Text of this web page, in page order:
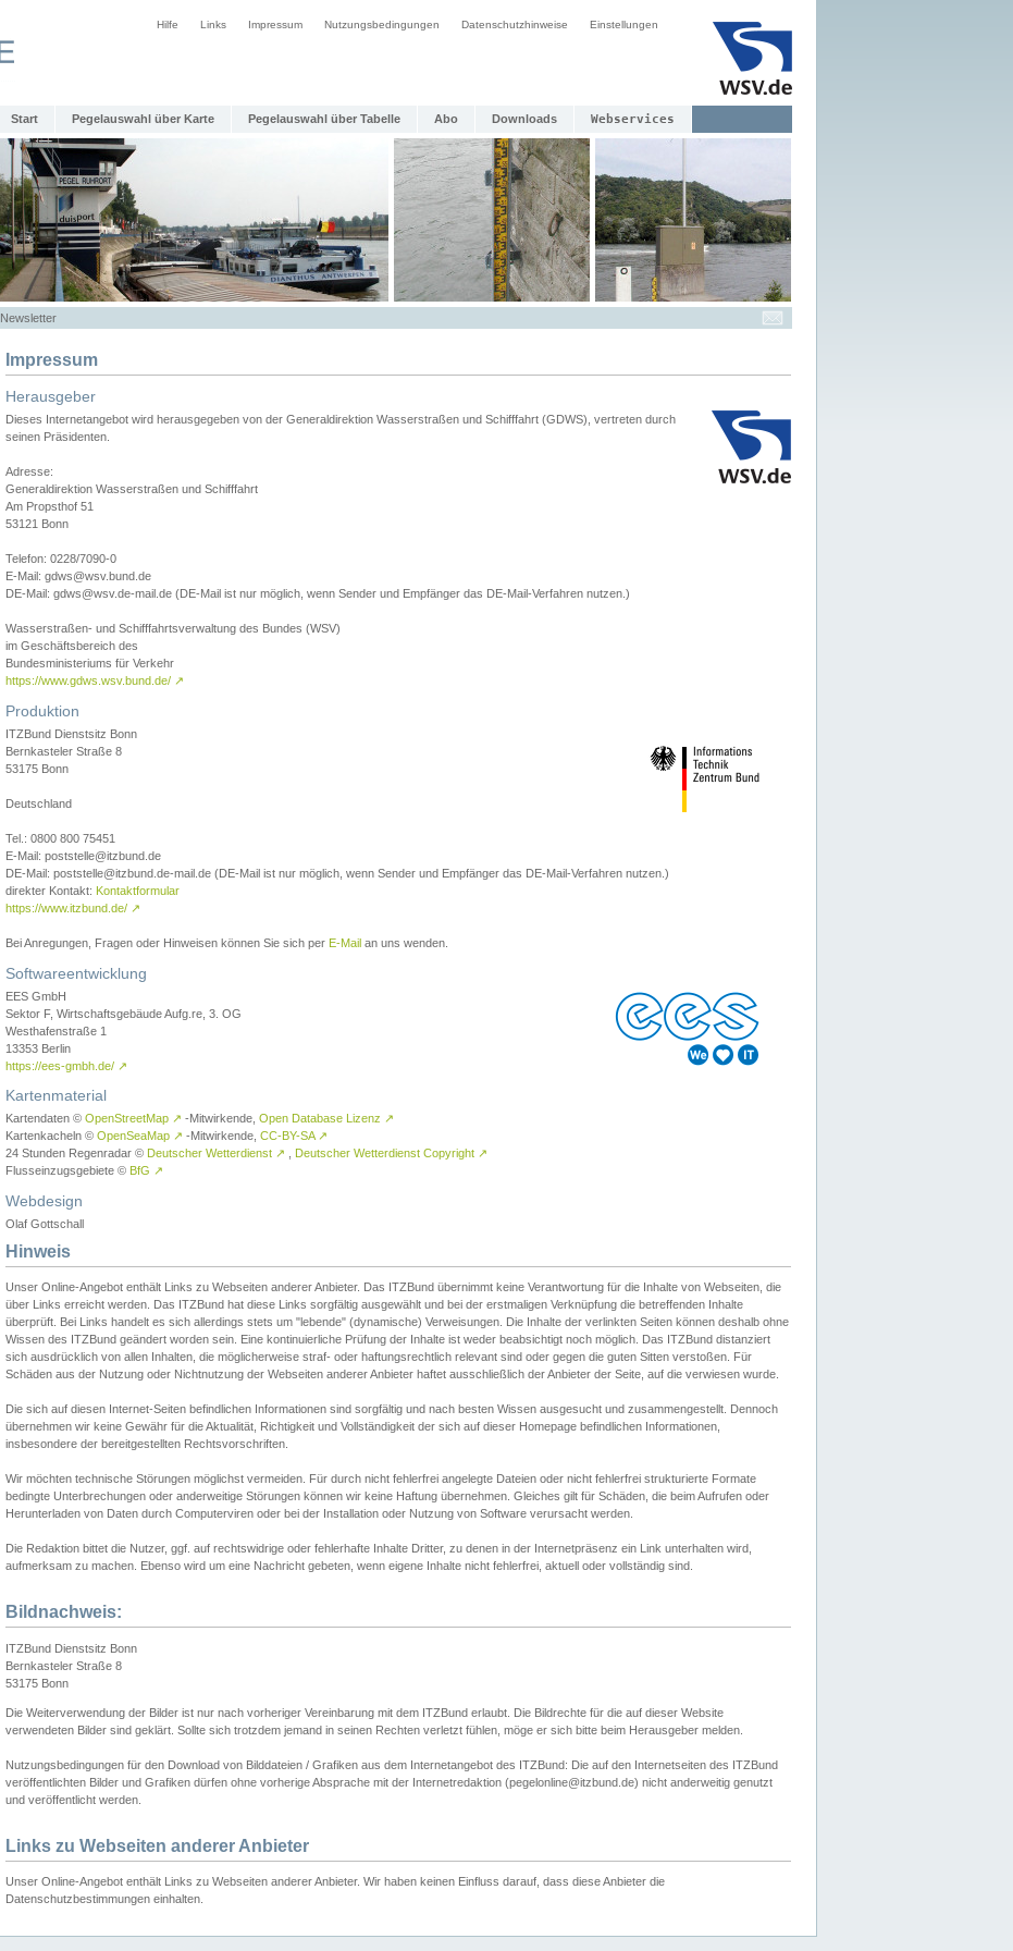
Hilfe Links Impressum Nutzungsbedingungen Datenschutzhinweise Einstellungen
Start Pegelauswahl über Karte Pegelauswahl über Tabelle Abo Downloads Webservices
Newsletter
Impressum
Herausgeber
Dieses Internetangebot wird herausgegeben von der Generaldirektion Wasserstraßen und Schifffahrt (GDWS), vertreten durch
seinen Präsidenten.
Adresse:
Generaldirektion Wasserstraßen und Schifffahrt
Am Propsthof 51
53121 Bonn
Telefon: 0228/7090-0
E-Mail: gdws@wsv.bund.de
DE-Mail: gdws@wsv.de-mail.de (DE-Mail ist nur möglich, wenn Sender und Empfänger das DE-Mail-Verfahren nutzen.)
Wasserstraßen- und Schifffahrtsverwaltung des Bundes (WSV)
im Geschäftsbereich des
Bundesministeriums für Verkehr
https://www.gdws.wsv.bund.de/ ↗
Produktion
ITZBund Dienstsitz Bonn
Bernkasteler Straße 8
53175 Bonn
Deutschland
Tel.: 0800 800 75451
E-Mail: poststelle@itzbund.de
DE-Mail: poststelle@itzbund.de-mail.de (DE-Mail ist nur möglich, wenn Sender und Empfänger das DE-Mail-Verfahren nutzen.)
direkter Kontakt: Kontaktformular
https://www.itzbund.de/ ↗
Bei Anregungen, Fragen oder Hinweisen können Sie sich per E-Mail an uns wenden.
Softwareentwicklung
EES GmbH
Sektor F, Wirtschaftsgebäude Aufg.re, 3. OG
Westhafenstraße 1
13353 Berlin
https://ees-gmbh.de/ ↗
Kartenmaterial
Kartendaten © OpenStreetMap ↗ -Mitwirkende, Open Database Lizenz ↗
Kartenkacheln © OpenSeaMap ↗ -Mitwirkende, CC-BY-SA ↗
24 Stunden Regenradar © Deutscher Wetterdienst ↗ Deutscher Wetterdienst Copyright ↗
Flusseinzugsgebiete © BfG ↗
Webdesign
Olaf Gottschall
Hinweis
Unser Online-Angebot enthält Links zu Webseiten anderer Anbieter. Das ITZBund übernimmt keine Verantwortung für die Inhalte von Webseiten, die
über Links erreicht werden. Das ITZBund hat diese Links sorgfältig ausgewählt und bei der erstmaligen Verknüpfung die betreffenden Inhalte
überprüft. Bei Links handelt es sich allerdings stets um "lebende" (dynamische) Verweisungen. Die Inhalte der verlinkten Seiten können deshalb ohne
Wissen des ITZBund geändert worden sein. Eine kontinuierliche Prüfung der Inhalte ist weder beabsichtigt noch möglich. Das ITZBund distanziert
sich ausdrücklich von allen Inhalten, die möglicherweise straf- oder haftungsrechtlich relevant sind oder gegen die guten Sitten verstoßen. Für
Schäden aus der Nutzung oder Nichtnutzung der Webseiten anderer Anbieter haftet ausschließlich der Anbieter der Seite, auf die verwiesen wurde.
Die sich auf diesen Internet-Seiten befindlichen Informationen sind sorgfältig und nach besten Wissen ausgesucht und zusammengestellt. Dennoch
übernehmen wir keine Gewähr für die Aktualität, Richtigkeit und Vollständigkeit der sich auf dieser Homepage befindlichen Informationen,
insbesondere der bereitgestellten Rechtsvorschriften.
Wir möchten technische Störungen möglichst vermeiden. Für durch nicht fehlerfrei angelegte Dateien oder nicht fehlerfrei strukturierte Formate
bedingte Unterbrechungen oder anderweitige Störungen können wir keine Haftung übernehmen. Gleiches gilt für Schäden, die beim Aufrufen oder
Herunterladen von Daten durch Computerviren oder bei der Installation oder Nutzung von Software verursacht werden.
Die Redaktion bittet die Nutzer, ggf. auf rechtswidrige oder fehlerhafte Inhalte Dritter, zu denen in der Internetpräsenz ein Link unterhalten wird,
aufmerksam zu machen. Ebenso wird um eine Nachricht gebeten, wenn eigene Inhalte nicht fehlerfrei, aktuell oder vollständig sind.
Bildnachweis:
ITZBund Dienstsitz Bonn
Bernkasteler Straße 8
53175 Bonn
Die Weiterverwendung der Bilder ist nur nach vorheriger Vereinbarung mit dem ITZBund erlaubt. Die Bildrechte für die auf dieser Website
verwendeten Bilder sind geklärt. Sollte sich trotzdem jemand in seinen Rechten verletzt fühlen, möge er sich bitte beim Herausgeber melden.
Nutzungsbedingungen für den Download von Bilddateien / Grafiken aus dem Internetangebot des ITZBund: Die auf den Internetseiten des ITZBund
veröffentlichten Bilder und Grafiken dürfen ohne vorherige Absprache mit der Internetredaktion (pegelonline@itzbund.de) nicht anderweitig genutzt
und veröffentlicht werden.
Links zu Webseiten anderer Anbieter
Unser Online-Angebot enthält Links zu Webseiten anderer Anbieter. Wir haben keinen Einfluss darauf, dass diese Anbieter die
Datenschutzbestimmungen einhalten.